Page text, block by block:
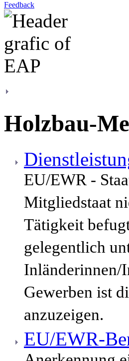
Feedback
Holzbau-
EU/EWR -
Mitgliedstaat
Tätigkeit
gelegentlich
Inländerinnen/
Gewerben ist
anzuzeigen.
EU/EWR-